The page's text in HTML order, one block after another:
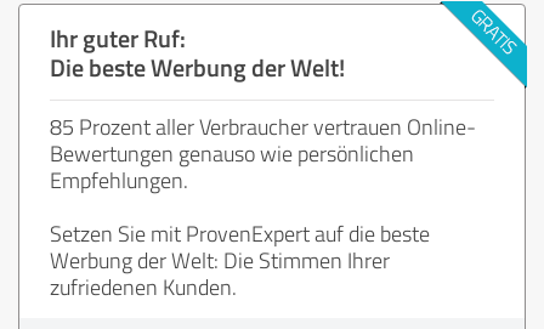
Ihr guter Ruf:
Die beste Werbung der Welt!
85 Prozent aller Verbraucher vertrauen Online-
Bewertungen genauso wie persönlichen
Empfehlungen.
Setzen Sie mit ProvenExpert auf die beste
Werbung der Welt: Die Stimmen Ihrer
zufriedenen Kunden.